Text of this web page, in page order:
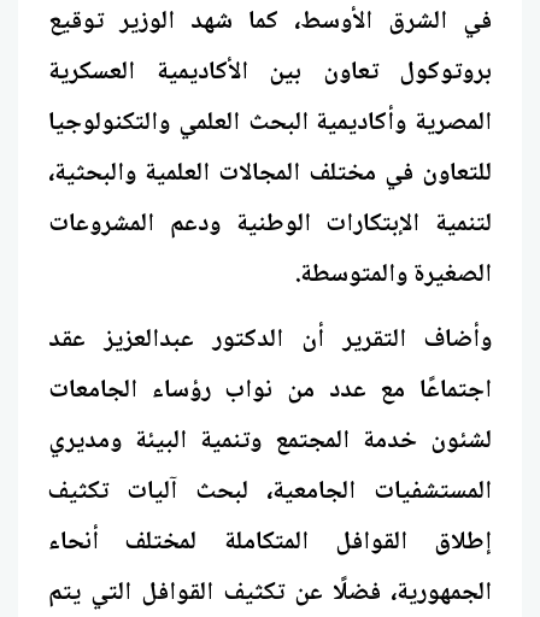
في الشرق الأوسط، كما شهد الوزير توقيع
بروتوكول تعاون بين الأكاديمية العسكرية
المصرية وأكاديمية البحث العلمي والتكنولوجيا
للتعاون في مختلف المجالات العلمية والبحثية،
لتنمية الإبتكارات الوطنية ودعم المشروعات
الصغيرة والمتوسطة.
وأضاف التقرير أن الدكتور عبدالعزيز عقد
اجتماعًا مع عدد من نواب رؤساء الجامعات
لشئون خدمة المجتمع وتنمية البيئة ومديري
المستشفيات الجامعية، لبحث آليات تكثيف
إطلاق القوافل المتكاملة لمختلف أنحاء
الجمهورية، فضلًا عن تكثيف القوافل التي يتم